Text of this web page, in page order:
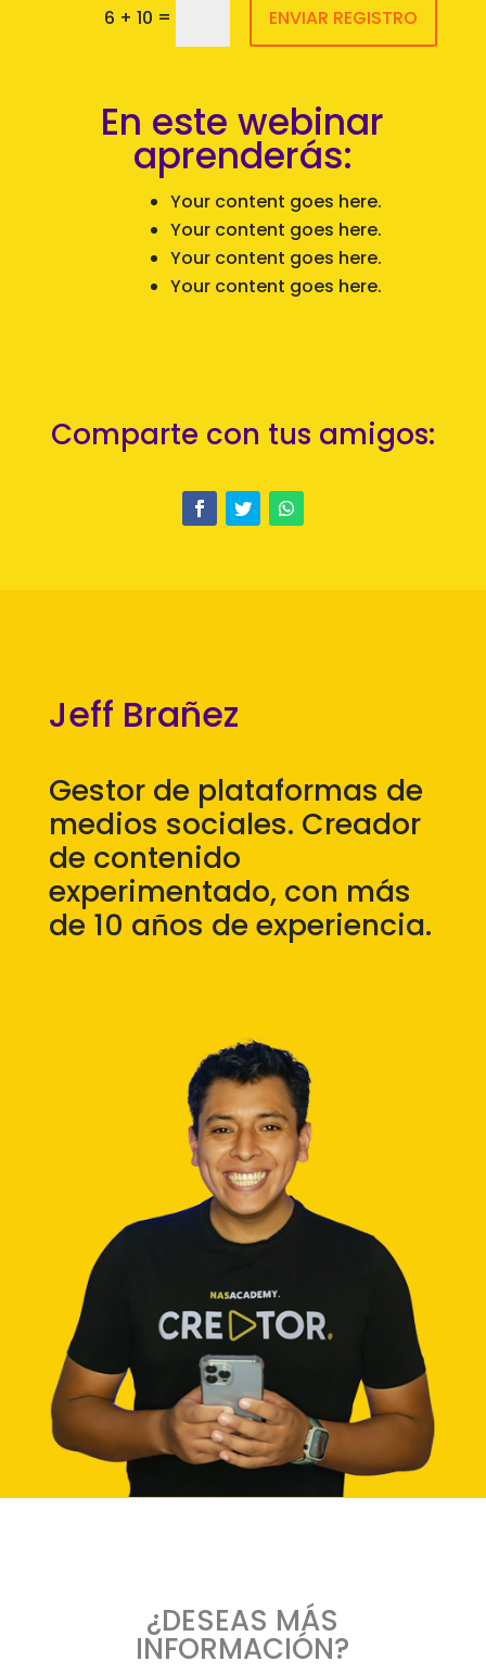
6 + 10 = ENVIAR REGISTRO
En este webinar
aprenderás:
Your content goes here.
Your content goes here.
Your content goes here.
Your content goes here.
Comparte con tus amigos:
Jeff Brañez
Gestor de plataformas de
medios sociales. Creador
de contenido
experimentado, con más
de 10 años de experiencia.
¿DESEAS MÁS
INFORMACIÓN?